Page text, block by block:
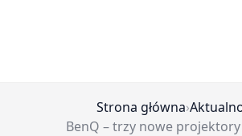
Strona główna›
BenQ – trzy nowe